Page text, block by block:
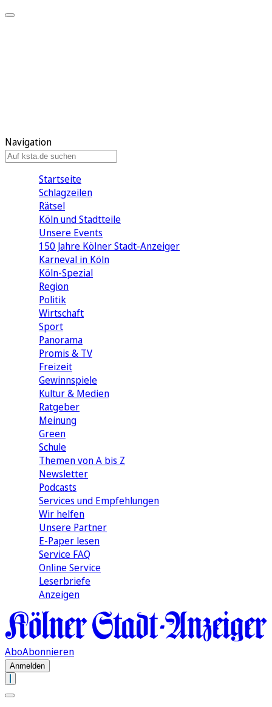
Navigation
Startseite
Schlagzeilen
Rätsel
Köln und Stadtteile
Unsere Events
150 Jahre Kölner Stadt-Anzeiger
Karneval in Köln
Köln-Spezial
Region
Politik
Wirtschaft
Sport
Panorama
Promis & TV
Freizeit
Gewinnspiele
Kultur & Medien
Ratgeber
Meinung
Green
Schule
Themen von A bis Z
Newsletter
Podcasts
Services und Empfehlungen
Wir helfen
Unsere Partner
E-Paper lesen
Service FAQ
Online Service
Leserbriefe
Anzeigen
AboAbonnieren
Anmelden